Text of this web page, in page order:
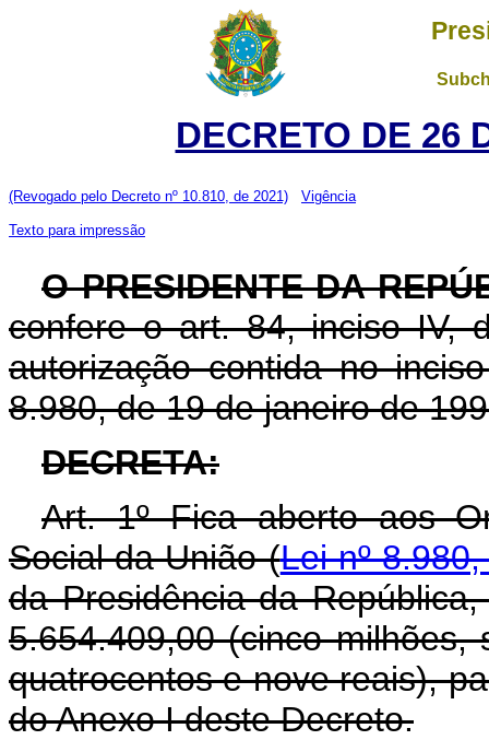
DECRETO DE 26
(Revogado pelo Decreto nº 10.810, de 2021) Vigência
Texto para impressão
O PRESIDENTE DA
confere o art. 84, inciso IV,
autorização contida no
8.980, de 19 de janeiro de
DECRETA:
Art. 1º Fica aberto aos
Social da União (Lei nº
da Presidência da
5.654.409,00 (cinco
quatrocentos e nove reais),
do Anexo I deste Decreto.